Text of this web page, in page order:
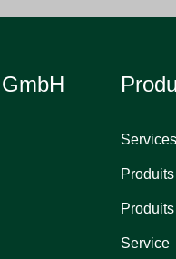
Service